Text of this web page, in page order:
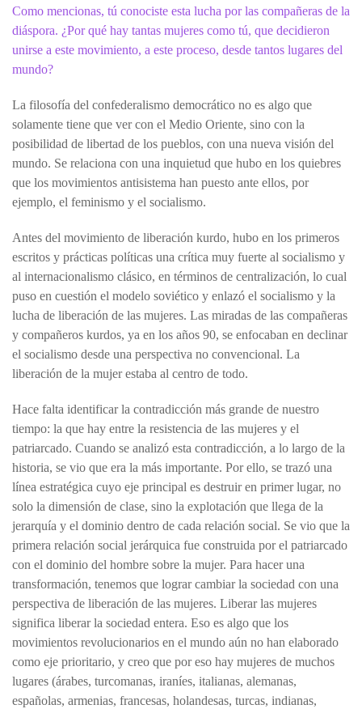
Como mencionas, tú conociste esta lucha por las compañeras de la
diáspora. ¿Por qué hay tantas mujeres como tú, que decidieron
unirse a este movimiento, a este proceso, desde tantos lugares del
mundo?
La filosofía del confederalismo democrático no es algo que
solamente tiene que ver con el Medio Oriente, sino con la
posibilidad de libertad de los pueblos, con una nueva visión del
mundo. Se relaciona con una inquietud que hubo en los quiebres
que los movimientos antisistema han puesto ante ellos, por
ejemplo, el feminismo y el socialismo.
Antes del movimiento de liberación kurdo, hubo en los primeros
escritos y prácticas políticas una crítica muy fuerte al socialismo y
al internacionalismo clásico, en términos de centralización, lo cual
puso en cuestión el modelo soviético y enlazó el socialismo y la
lucha de liberación de las mujeres. Las miradas de las compañeras
y compañeros kurdos, ya en los años 90, se enfocaban en declinar
el socialismo desde una perspectiva no convencional. La
liberación de la mujer estaba al centro de todo.
Hace falta identificar la contradicción más grande de nuestro
tiempo: la que hay entre la resistencia de las mujeres y el
patriarcado. Cuando se analizó esta contradicción, a lo largo de la
historia, se vio que era la más importante. Por ello, se trazó una
línea estratégica cuyo eje principal es destruir en primer lugar, no
solo la dimensión de clase, sino la explotación que llega de la
jerarquía y el dominio dentro de cada relación social. Se vio que la
primera relación social jerárquica fue construida por el patriarcado
con el dominio del hombre sobre la mujer. Para hacer una
transformación, tenemos que lograr cambiar la sociedad con una
perspectiva de liberación de las mujeres. Liberar las mujeres
significa liberar la sociedad entera. Eso es algo que los
movimientos revolucionarios en el mundo aún no han elaborado
como eje prioritario, y creo que por eso hay mujeres de muchos
lugares (árabes, turcomanas, iraníes, italianas, alemanas,
españolas, armenias, francesas, holandesas, turcas, indianas,